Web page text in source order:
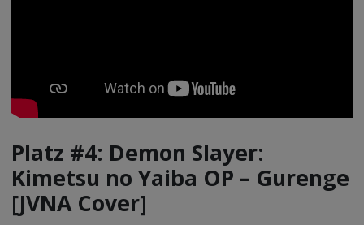
Platz #4: Demon Slayer:
Kimetsu no Yaiba OP – Gurenge
[JVNA Cover]